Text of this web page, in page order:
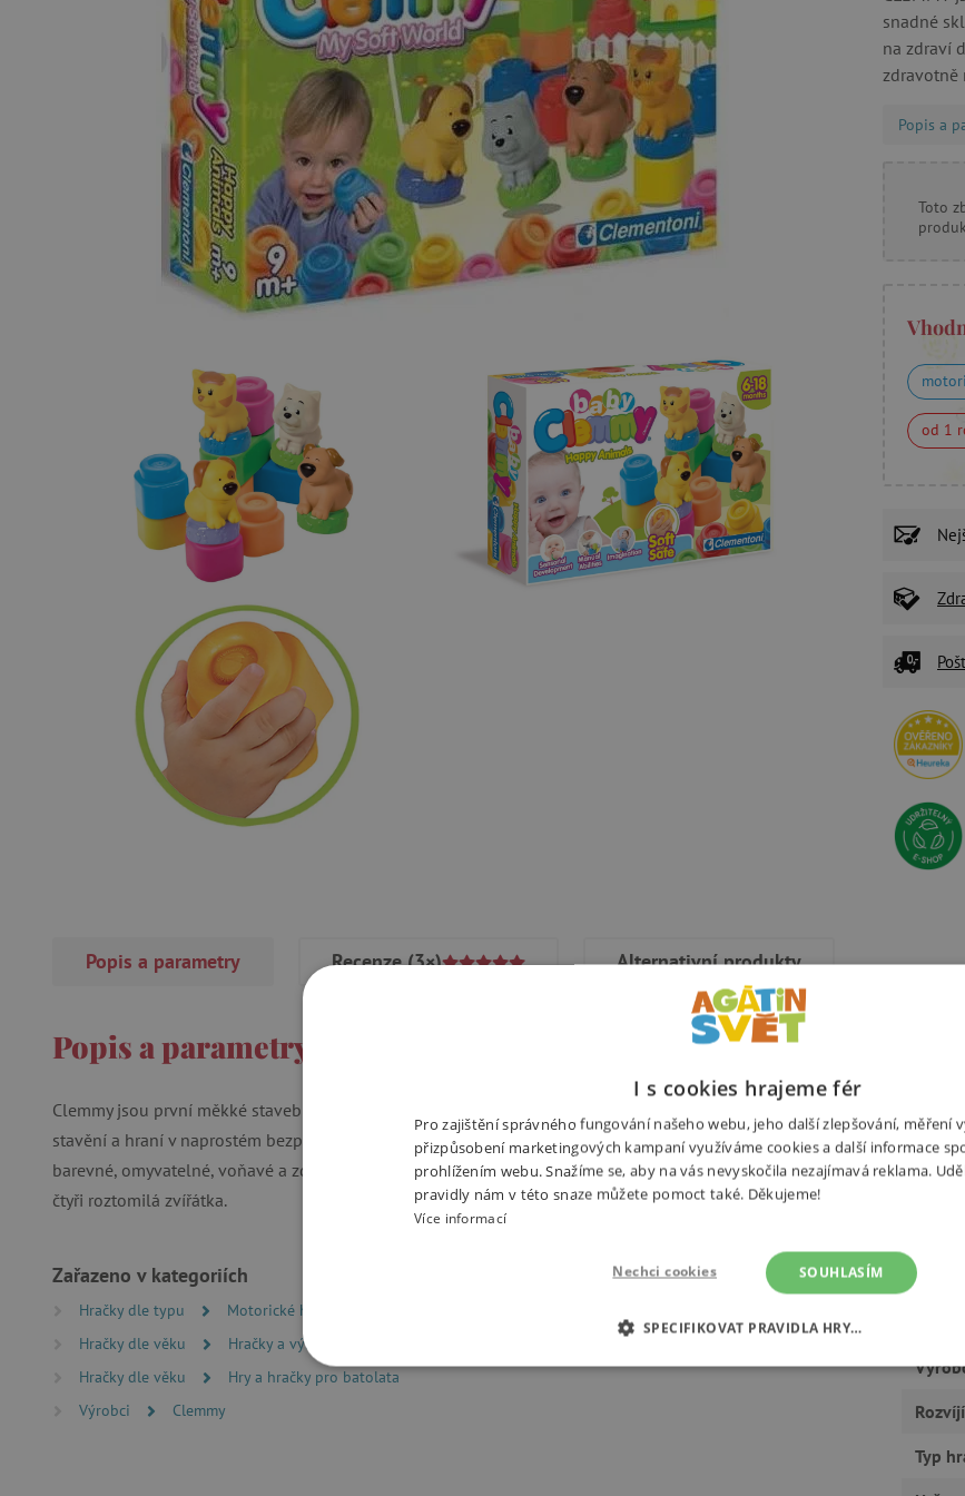
snadné
na zdraví
zdravotně
Popis a
Toto
od 1
Popis a parametry Recenze (3×) Alternativní produkty
Popis a parametry
Clemmy jsou první měkké stavební kostky pro nejmenší děti. Skvělé a snadné skládání,
stavění a hraní v naprostém bezpečí, bez rizika újmy na zdraví dítěte. Clammy jsou měkké,
barevné, omyvatelné, voňavé a zdravotně nezávadné. Stavebnice obsahuje osm kostiček a
čtyři roztomilá zvířátka.
Zařazeno v kategoriích
Hračky dle typu
Motorické hry a hračky
Hračky dle věku
Hračky a výbava pro miminka
Hračky dle věku
Hry a hračky pro batolata
Výrobci
Clemmy Rozvíjí
Typ
I s cookies hrajeme fér
Pro zajištění správného fungování našeho webu, jeho další zlepšování, měření
přizpůsobení marketingových kampaní využíváme cookies a další informace
prohlížením webu. Snažíme se, aby na vás nevyskočila nezajímavá reklama.
pravidly nám v této snaze můžete pomoct také. Děkujeme!
Více informací
SOUHLASÍM
Nechci cookies
SPECIFIKOVAT PRAVIDLA HRY…
NEZBYTNĚ NUTNÉ COOKIES ANALYTICKÉ COOKIES